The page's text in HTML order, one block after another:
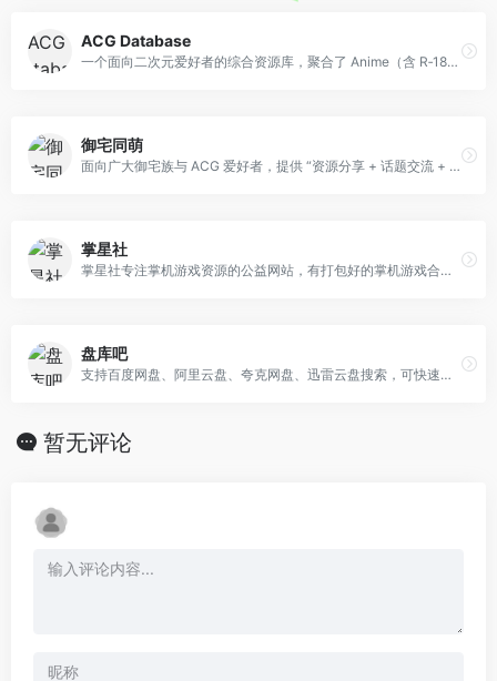
ACG Database
一个面向二次元爱好者的综合资源库，聚合了 Anime（含 R‑18）‍、ASMR、Comic（漫画）‍、Galgame、3D、Books/Light‑novel 等多类内容。
御宅同萌
面向广大御宅族与 ACG 爱好者，提供 “资源分享 + 话题交流 + 资讯获取 + 工具支持” 的一站式服务，旨在打造纯粹的二次元兴趣社区，无过多商业广告，侧重用户自发的内容创作与互助。资源覆盖 “看（动漫 / 画集）、听（萌音）、玩（GAL / 模拟器）、用（工具 / 主题）”，且多为高清、无广告版本，附度盘 / 阿里等便捷下载链接，满足用户实际需求。
掌星社
掌星社专注掌机游戏资源的公益网站，有打包好的掌机游戏合集，不用自己零散去找；PSV 移植过来的游戏也能下到；还有各种工具软件，比如管理游戏、调整设置用的；要是不懂怎么操作设备或者弄模拟器，详细的教程合集能帮上忙；想轻松玩游戏，金手指合集也整理好了。另外，这个网站覆盖的掌机平台特别全，像 PSP、3DS、GBA、NDS、NGPC 这些经典机型都包含在内，连现在还热门的 SWITCH 也有相关资源。除了游戏资源，它还提供模拟器支持，就算手里没有实体掌机，用模拟器也能正常玩这些经典掌机游戏，帮玩家找回以前玩掌机的乐趣。
盘库吧
支持百度网盘、阿里云盘、夸克网盘、迅雷云盘搜索，可快速搜索百度网盘和各网盘资源中的有效连接，自动识别无效的百度云网盘资源，每天更新海量资源。
暂无评论